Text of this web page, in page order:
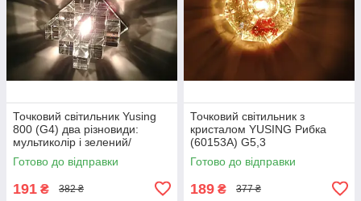
Точковий світильник Yusing
800 (G4) два різновиди:
мультиколір і зелений/
рожевий
Готово до відправки
191 ₴ 382 ₴
Точковий світильник з
кристалом YUSING Рибка
(60153А) G5,3
Готово до відправки
189 ₴ 377 ₴